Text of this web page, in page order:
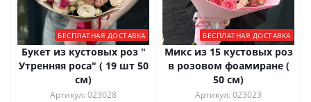
БЕСПЛАТНАЯ ДОСТАВКА
Букет из кустовых роз "
Утренняя роса" ( 19 шт 50
см)
Артикул: 023028
БЕСПЛАТНАЯ ДОСТАВКА
Микс из 15 кустовых роз
в розовом фоамиране (
50 см)
Артикул: 023023